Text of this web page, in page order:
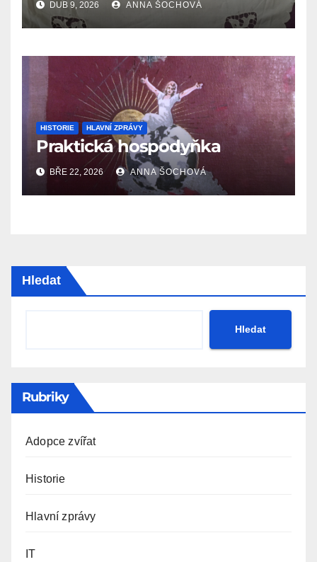
DUB 9, 2026 ANNA ŠOCHOVÁ
HISTORIE HLAVNÍ ZPRÁVY
Praktická hospodyňka
BŘE 22, 2026 ANNA ŠOCHOVÁ
Hledat
Hledat
Rubriky
Adopce zvířat
Historie
Hlavní zprávy
IT